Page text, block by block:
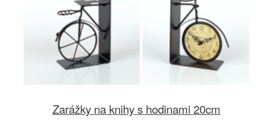
Zarážky na knihy s hodinami 20cm